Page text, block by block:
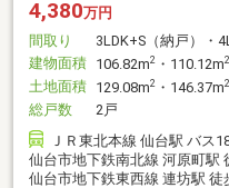
4,380万円
間取り
3LDK+S（納戸）・
建物面積 106.82m2 ・110.12m2
土地面積 129.08m2 ・146.37m2
総戸数
2戸
ＪＲ東北本線 仙台駅 バス
仙台市地下鉄南北線 河原町駅
仙台市地下鉄東西線 連坊駅 徒